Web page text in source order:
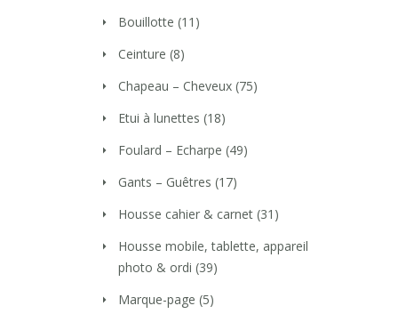
Bouillotte (11)
Ceinture (8)
Chapeau – Cheveux (75)
Etui à lunettes (18)
Foulard – Echarpe (49)
Gants – Guêtres (17)
Housse cahier & carnet (31)
Housse mobile, tablette, appareil
photo & ordi (39)
Marque-page (5)